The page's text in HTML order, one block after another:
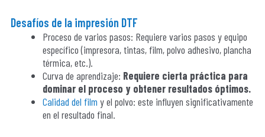
Desafíos de la impresión DTF
Proceso de varios pasos: Requiere varios pasos y equipo
específico (impresora, tintas, film, polvo adhesivo, plancha
térmica, etc.).
Curva de aprendizaje: Requiere cierta práctica para
dominar el proceso y obtener resultados óptimos.
Calidad del film y el polvo: este influyen significativamente
en el resultado final.